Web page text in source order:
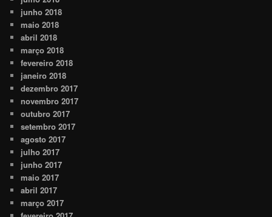
junho 2018
maio 2018
abril 2018
março 2018
fevereiro 2018
janeiro 2018
dezembro 2017
novembro 2017
outubro 2017
setembro 2017
agosto 2017
julho 2017
junho 2017
maio 2017
abril 2017
março 2017